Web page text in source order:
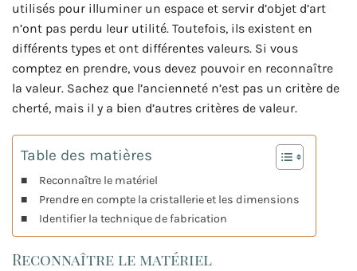
utilisés pour illuminer un espace et servir d’objet d’art
n’ont pas perdu leur utilité. Toutefois, ils existent en
différents types et ont différentes valeurs. Si vous
comptez en prendre, vous devez pouvoir en reconnaître
la valeur. Sachez que l’ancienneté n’est pas un critère de
cherté, mais il y a bien d’autres critères de valeur.
Table des matières
Reconnaître le matériel
Prendre en compte la cristallerie et les dimensions
Identifier la technique de fabrication
Reconnaître le matériel